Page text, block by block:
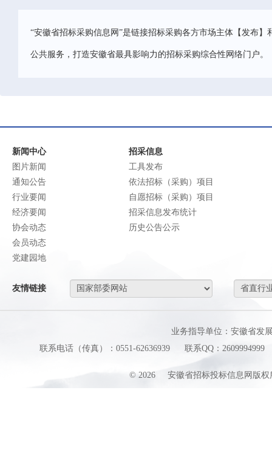
“安徽省招标采购信息网”是链接招标采购各方市场主体【发布
公共服务，打造安徽省最具影响力的招标采购综合性网络门户。
新闻中心
图片新闻
通知公告
行业要闻
经济要闻
协会动态
会员动态
党建园地
招采信息
工具发布
依法招标（采购）项目
自愿招标（采购）项目
招采信息发布统计
历史公告公示
友情链接
业务指导单位：安徽省发
联系电话（传真）：0551-62636939
联系QQ：2609994999
© 2026 安徽省招标投标信息网版